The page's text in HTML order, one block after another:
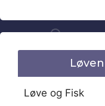
Løve og Fisk